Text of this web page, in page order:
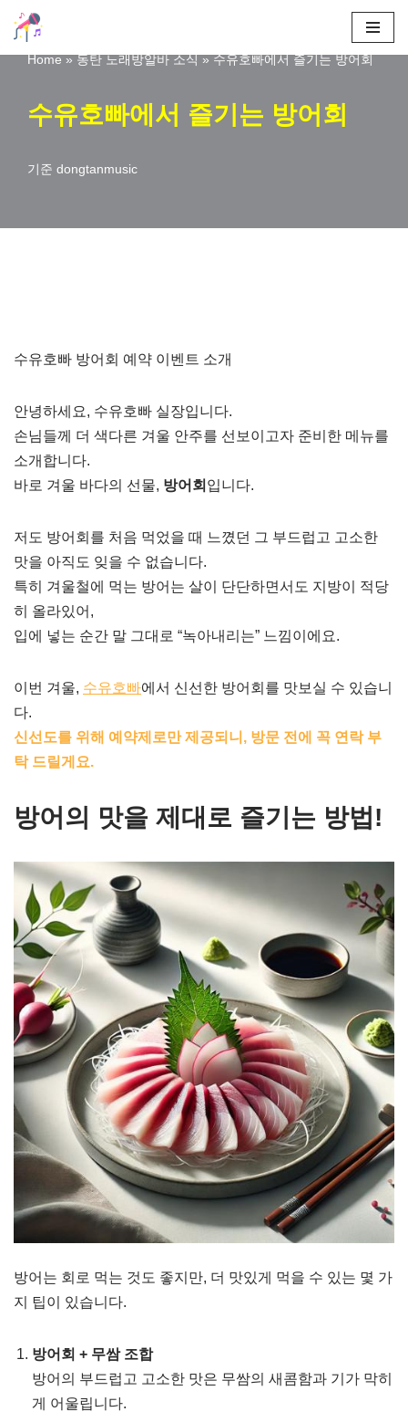
Home»동탄 노래방알바 소식»수유호빠에서 즐기는 방어회
수유호빠에서 즐기는 방어회
기준 dongtanmusic
수유호빠 방어회 예약 이벤트 소개
안녕하세요, 수유호빠 실장입니다.
손님들께 더 색다른 겨울 안주를 선보이고자 준비한 메뉴를
소개합니다.
바로 겨울 바다의 선물, 방어회 입니다.
저도 방어회를 처음 먹었을 때 느꼈던 그 부드럽고 고소한
맛을 아직도 잊을 수 없습니다.
특히 겨울철에 먹는 방어는 살이 단단하면서도 지방이 적당
히 올라있어,
입에 넣는 순간 말 그대로 “녹아내리는” 느낌이에요.
이번 겨울, 수유호빠에서 신선한 방어회를 맛보실 수 있습니
다.
신선도를 위해 예약제로만 제공되니, 방문 전에 꼭 연락 부
탁 드릴게요.
방어의 맛을 제대로 즐기는 방법!
방어는 회로 먹는 것도 좋지만, 더 맛있게 먹을 수 있는 몇 가
지 팁이 있습니다.
방어회 + 무쌈 조합
방어의 부드럽고 고소한 맛은 무쌈의 새콤함과 기가 막히
게 어울립니다.